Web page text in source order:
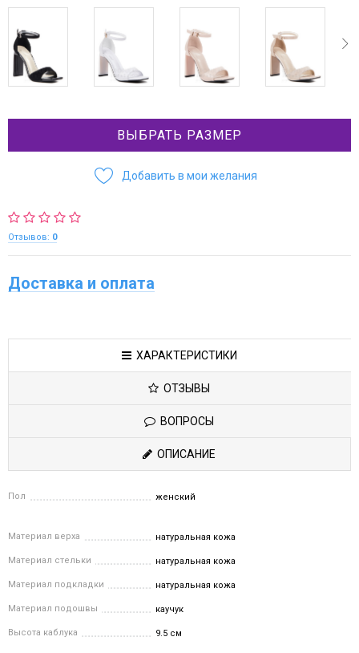
ВЫБРАТЬ РАЗМЕР
Добавить в мои желания
Отзывов: 0
Доставка и оплата
ХАРАКТЕРИСТИКИ
ОТЗЫВЫ
ВОПРОСЫ
ОПИСАНИЕ
Пол женский
Материал верха натуральная кожа
Материал стельки натуральная кожа
Материал подкладки натуральная кожа
Материал подошвы каучук
Высота каблука 9.5 см